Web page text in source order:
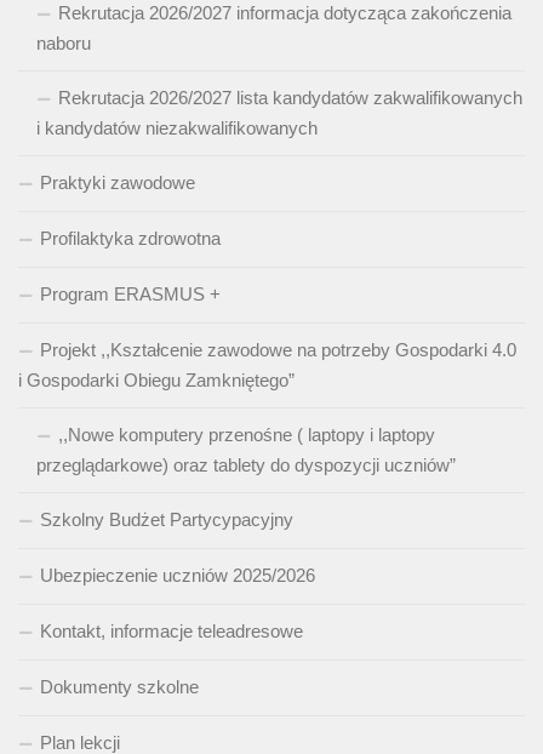
Rekrutacja 2026/2027 informacja dotycząca zakończenia
naboru
Rekrutacja 2026/2027 lista kandydatów zakwalifikowanych
i kandydatów niezakwalifikowanych
Praktyki zawodowe
Profilaktyka zdrowotna
Program ERASMUS +
Projekt ,,Kształcenie zawodowe na potrzeby Gospodarki 4.0
i Gospodarki Obiegu Zamkniętego”
,,Nowe komputery przenośne ( laptopy i laptopy
przeglądarkowe) oraz tablety do dyspozycji uczniów”
Szkolny Budżet Partycypacyjny
Ubezpieczenie uczniów 2025/2026
Kontakt, informacje teleadresowe
Dokumenty szkolne
Plan lekcji